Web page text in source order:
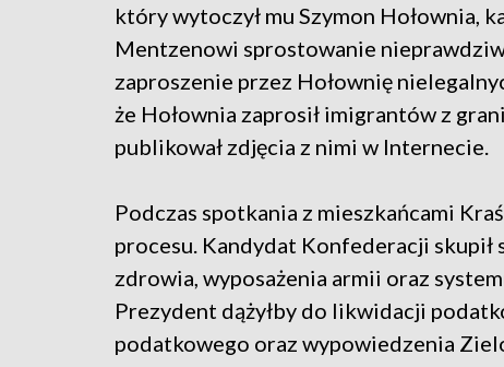
który wytoczył mu Szymon Hołownia,
Mentzenowi sprostowanie
zaproszenie przez Hołownię
że Hołownia zaprosił imigrantów z
publikował zdjęcia z nimi w Internecie.
Podczas spotkania z mieszkańcami
procesu. Kandydat Konfederacji skupił
zdrowia, wyposażenia armii oraz
Prezydent dążyłby do likwidacji
podatkowego oraz wypowiedzenia